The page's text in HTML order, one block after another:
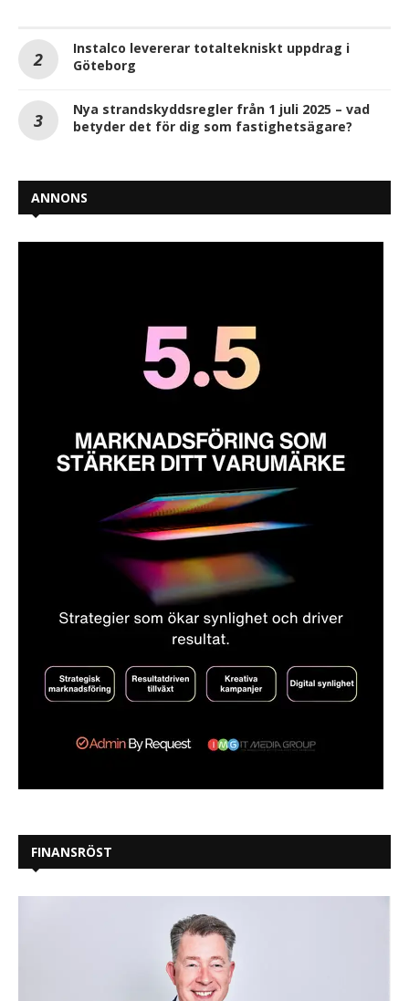
Instalco levererar totaltekniskt uppdrag i
Göteborg
Nya strandskyddsregler från 1 juli 2025 – vad
betyder det för dig som fastighetsägare?
ANNONS
FINANSRÖST